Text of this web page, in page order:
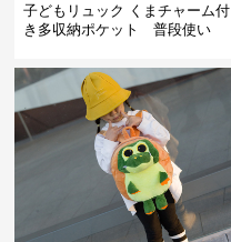
子どもリュック くまチャーム付
き多収納ポケット 普段使い